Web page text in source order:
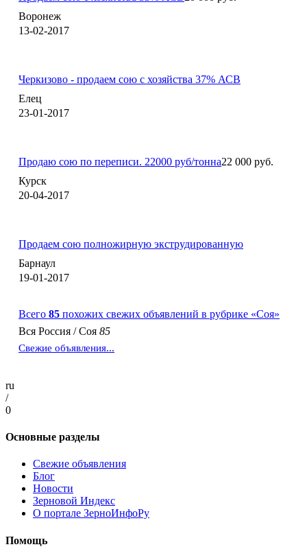
Воронеж
13-02-2017
Черкизово - продаем сою с хозяйства 37% АСВ
Елец
23-01-2017
Продаю сою по переписи. 22000 руб/тонна22 000 руб.
Курск
20-04-2017
Продаем сою полножирную экструдированную
Барнаул
19-01-2017
Всего 85 похожих свежих объявлений в рубрике «Соя»
Вся Россия /Соя 85
Свежие объявления...
ru
/
0
Основные разделы
Свежие объявления
Блог
Новости
Зерновой Индекс
О портале ЗерноИнфоРу
Помощь